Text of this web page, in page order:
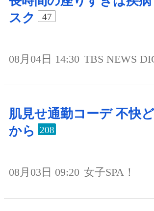
スク
47
08月04日 14:30 TBS NEWS
肌見せ通勤コーデ 不快
から
208
08月03日 09:20 女子SPA！